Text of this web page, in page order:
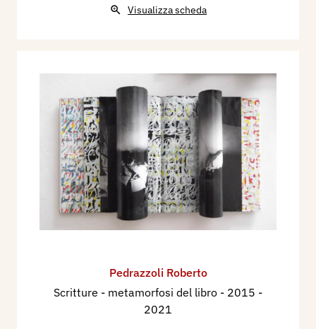
Visualizza scheda
Pedrazzoli Roberto
Scritture - metamorfosi del libro - 2015 -
2021